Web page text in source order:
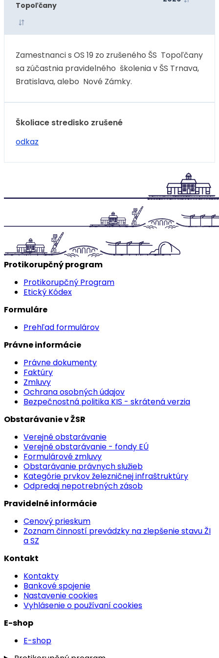
Topoľčany
Zamestnanci s OS 19 zo zrušeného ŠS Topoľčany
sa zúčastnia pravidelného školenia v ŠS Trnava,
Bratislava, alebo Nové Zámky.
Školiace stredisko zrušené
odkaz
Protikorupčný program
Protikorupčný Program
Etický Kódex
Formuláre
Prehľad formulárov
Právne informácie
Právne dokumenty
Faktúry
Zmluvy
Ochrana osobných údajov
Bezpečnostná politika KIS - skrátená verzia
Obstarávanie v ŽSR
Verejné obstarávanie
Verejné obstarávanie - fondy EÚ
Formulárové zmluvy
Obstarávanie právnych služieb
Kategórie prvkov železničnej infraštruktúry
Odpredaj nepotrebných zásob
Pravidelné informácie
Cenový prieskum
Zoznam činností prevádzky na zlepšenie stavu ŽI
a SZ
Kontakt
Kontakty
Bankové spojenie
Nastavenie cookies
Vyhlásenie o používaní cookies
E-shop
E-shop